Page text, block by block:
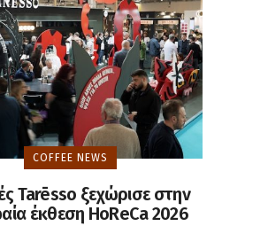
COFFEE NEWS
Tarēsso ξεχώρισε στην
έκθεση HoReCa 2026